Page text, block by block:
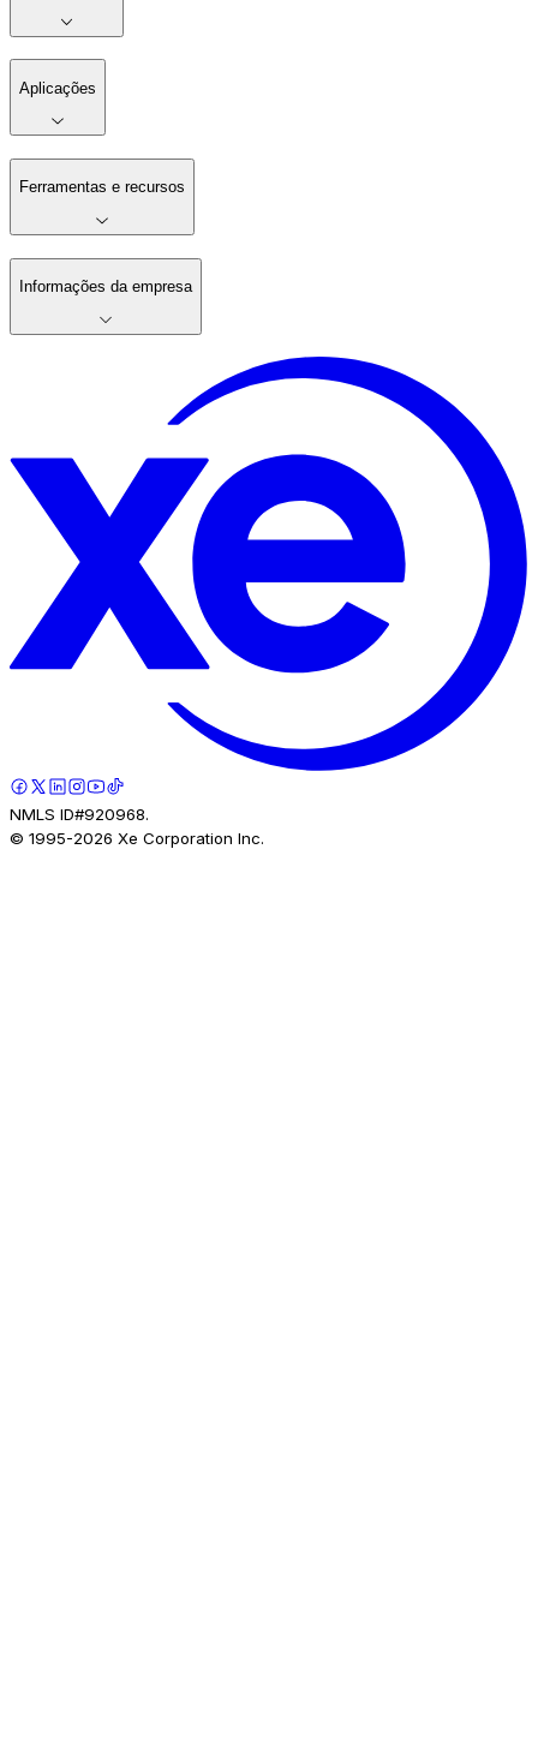
Aplicações
Ferramentas e recursos
Informações da empresa
NMLS ID#920968.
© 1995-2026 Xe Corporation Inc.